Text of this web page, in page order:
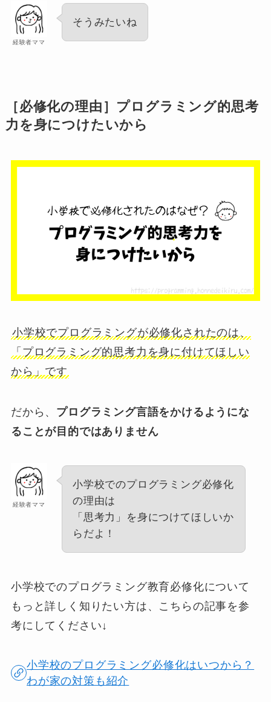
経験者ママ
そうみたいね
［必修化の理由］プログラミング的思考
力を身につけたいから
小学校でプログラミングが必修化されたのは、
「プログラミング的思考力を身に付けてほしい
から」です
だから、 プログラミング言語をかけるようにな
ることが目的ではありません
経験者ママ
小学校でのプログラミング必修化
の理由は
「思考力」を身につけてほしいか
らだよ！
小学校でのプログラミング教育必修化について
もっと詳しく知りたい方は、こちらの記事を参
考にしてください↓
小学校のプログラミング必修化はいつから？
わが家の対策も紹介